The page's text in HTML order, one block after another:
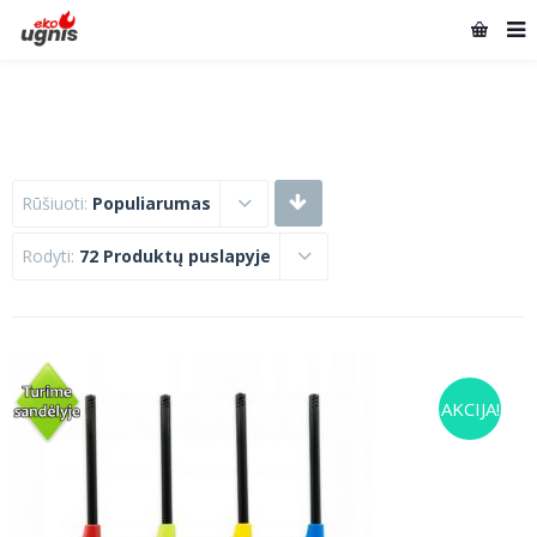
Rūšiuoti: Populiarumas
Rodyti: 72 Produktų puslapyje
AKCIJA!